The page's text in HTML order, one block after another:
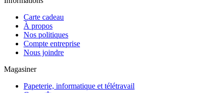
Carte cadeau
À propos
Nos politiques
Compte entreprise
Nous joindre
Magasiner
Papeterie, informatique et télétravail